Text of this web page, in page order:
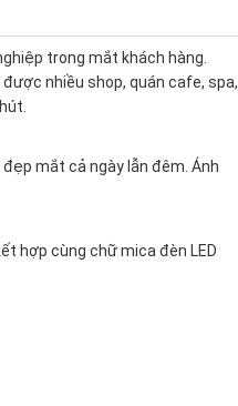
trong mắt khách hàng.
nhiều shop, quán cafe, spa,
mắt cả ngày lẫn đêm. Ánh
hợp cùng chữ mica đèn LED